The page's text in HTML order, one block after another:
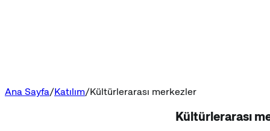
Ana Sayfa Katılım Kültürlerarası merkezler
Kültürlerarası